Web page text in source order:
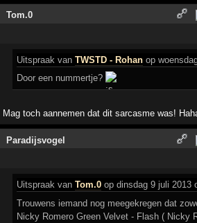
Tom.0
Uitspraak vanTWSTD - Rohan op
Door een nummertje?
Mag toch aannemen dat dit sarcasme was!
Paradijsvogel
Uitspraak vanTom.0 op dinsdag 9 juli 2013
Trouwens iemand nog meegekregen dat
Nicky Romero Green Velvet - Flash ( Nicky